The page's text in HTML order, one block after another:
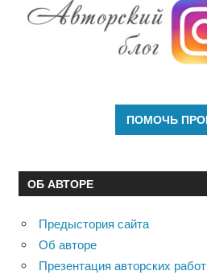
ОБ АВТОРЕ
Предыстория сайта
Об авторе
Презентация авторских работ